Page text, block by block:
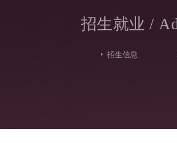
招生就业 /
招生信息